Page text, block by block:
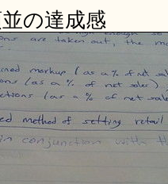
の達成感